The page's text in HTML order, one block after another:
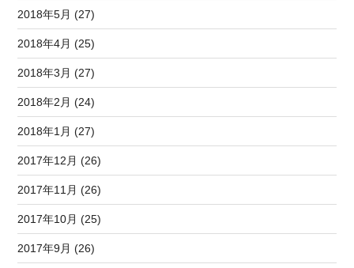
2018年5月 (27)
2018年4月 (25)
2018年3月 (27)
2018年2月 (24)
2018年1月 (27)
2017年12月 (26)
2017年11月 (26)
2017年10月 (25)
2017年9月 (26)